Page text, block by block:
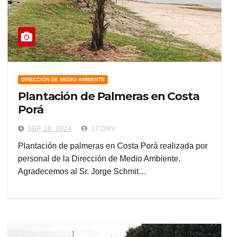
DIRECCIÓN DE MEDIO AMBIENTE
Plantación de Palmeras en Costa
Porá
SEP 26, 2024 LCDRV
Plantación de palmeras en Costa Porá realizada por
personal de la Dirección de Medio Ambiente.
Agradecemos al Sr. Jorge Schmit…